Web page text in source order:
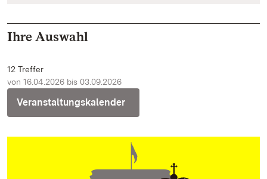
Ihre Auswahl
12 Treffer
von 16.04.2026 bis 03.09.2026
Veranstaltungskalender